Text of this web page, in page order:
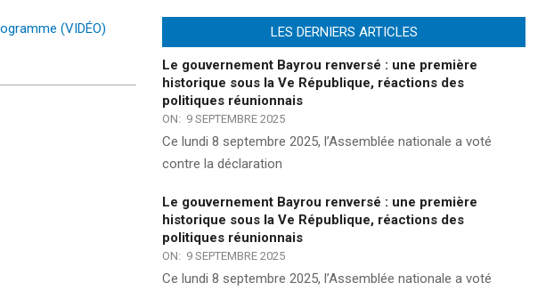
(VIDÉO)
LES DERNIERS ARTICLES
Le gouvernement Bayrou renversé : une première
historique sous la Ve République, réactions des
politiques réunionnais
ON: 9 SEPTEMBRE 2025
Ce lundi 8 septembre 2025, l’Assemblée nationale a voté
contre la déclaration
Le gouvernement Bayrou renversé : une première
historique sous la Ve République, réactions des
politiques réunionnais
ON: 9 SEPTEMBRE 2025
Ce lundi 8 septembre 2025, l’Assemblée nationale a voté